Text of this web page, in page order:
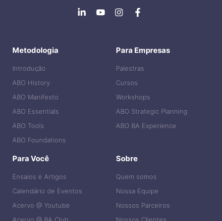
Metodologia
Introdução
ABO History
ABO Manifesto
ABO Essentials
ABO Tools
ABO Foundations
Para Empresas
Palestras
Cursos
Workshops
ABO Strategic Planning
ABO BA Experience
Para Você
Ensaios e Artigos
Calendário de Eventos
Acervo @ Youtube
Acervo @ BA Club
Sobre
Quem somos
Nossa Equipe
Nossos Parceiros
Nossos Clientes